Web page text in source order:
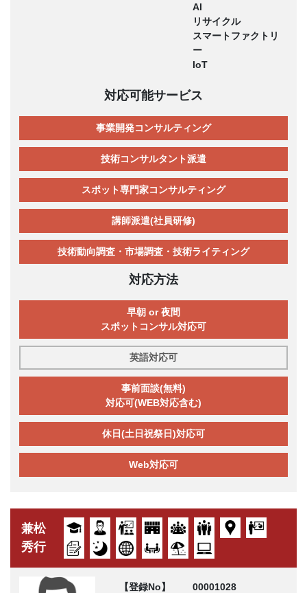
AI
リサイクル
スマートファクトリ
ー
IoT
対応可能サービス
事業開発コンサルティング
技術コンサルタント派遣
スポット専門家コンサルティング
講師派遣(社員研修)
技術動向調査・市場調査・技術ライティング
対応方法
早朝 or 夜間
スポットコンサル対応可
英語対応可
事前面談(無料)
対応可(WEB対応含む)
休日(土日祝祭日)対応可
Web対応可
兼松
秀行
【登録No】
00001028